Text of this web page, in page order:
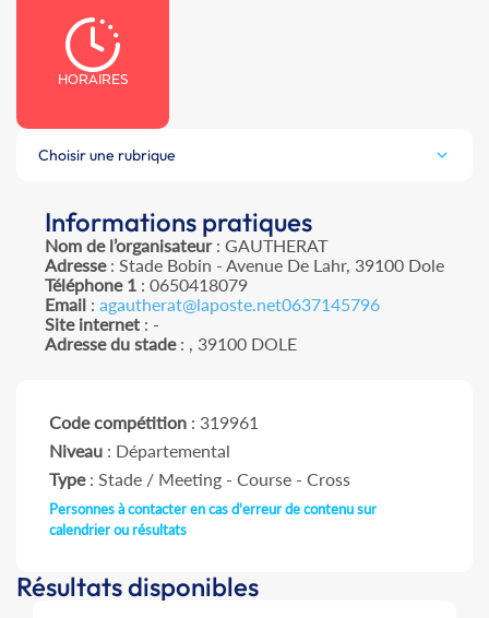
HORAIRES
Choisir une rubrique
Informations pratiques
Nom de l’organisateur: GAUTHERAT
Adresse: Stade Bobin - Avenue De Lahr, 39100 Dole
Téléphone 1 : 0650418079
Email : agautherat@laposte.net0637145796
Site internet : -
Adresse du stade: , 39100 DOLE
Code compétition : 319961
Niveau : Départemental
Type: Stade / Meeting - Course - Cross
Personnes à contacter en cas d'erreur de contenu sur
calendrier ou résultats
Résultats disponibles